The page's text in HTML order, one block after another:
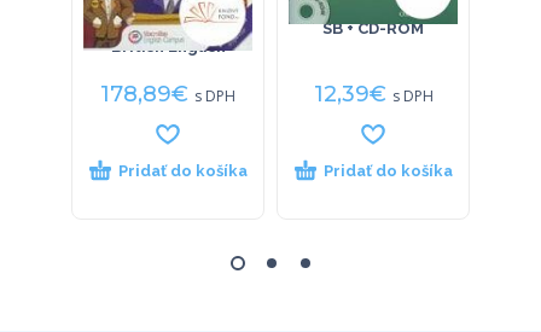
Language Games
CD-ROM Network
British English
178,89€ s DPH
Pridať do košíka
Grammar friends 3
SB + CD-ROM
12,39€ s DPH
Pridať do košíka